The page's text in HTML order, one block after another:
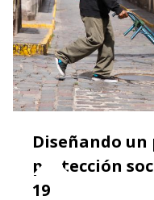
Diseñando
protección
19